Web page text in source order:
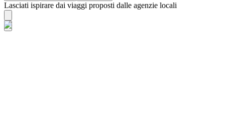
Lasciati ispirare dai viaggi proposti dalle agenzie locali